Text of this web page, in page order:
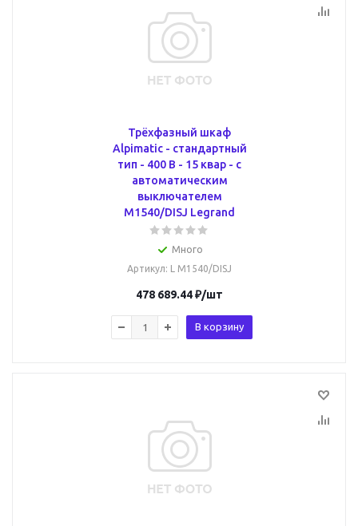
Трёхфазный шкаф
Alpimatic - стандартный
тип - 400 В - 15 квар - c
автоматическим
выключателем
M1540/DISJ Legrand
Много
Артикул: L M1540/DISJ
478 689.44₽/шт
В корзину